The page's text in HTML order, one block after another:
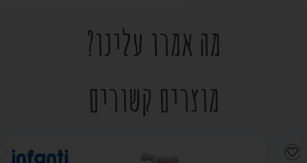
מה אמרו עלינו?
מוצרים קשורים